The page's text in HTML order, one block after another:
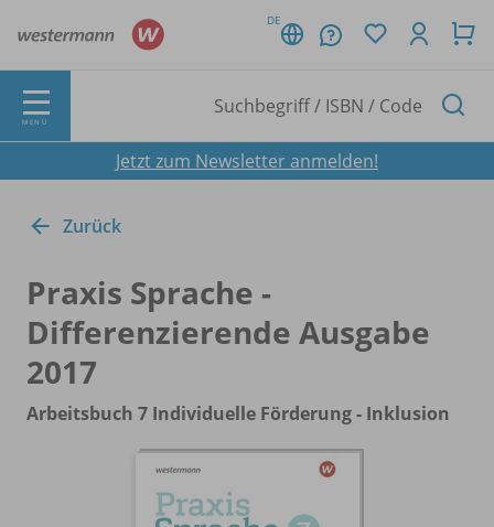
DE
MENÜ
Jetzt zum Newsletter anmelden!
Zurück
Praxis Sprache -
Differenzierende Ausgabe
2017
Arbeitsbuch 7 Individuelle Förderung - Inklusion